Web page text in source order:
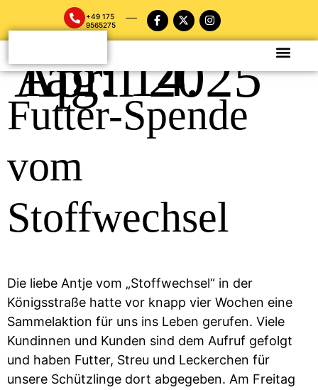
+49 175
9565275
Tag:
14. April 2025
Futter-Spende
vom
Stoffwechsel
Die liebe Antje vom „Stoffwechsel“ in der
Königsstraße hatte vor knapp vier Wochen eine
Sammelaktion für uns ins Leben gerufen. Viele
Kundinnen und Kunden sind dem Aufruf gefolgt
und haben Futter, Streu und Leckerchen für
unsere Schützlinge dort abgegeben. Am Freitag